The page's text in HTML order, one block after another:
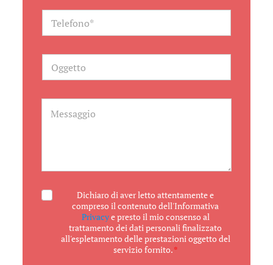
lT
l
fO
g
tM
i
A
Dichiaro di aver letto attentamente e
compreso il contenuto dell'Informativa
Privacye presto il mio consenso al
trattamento dei dati personali finalizzato
all'espletamento delle prestazioni oggetto del
servizio fornito.*